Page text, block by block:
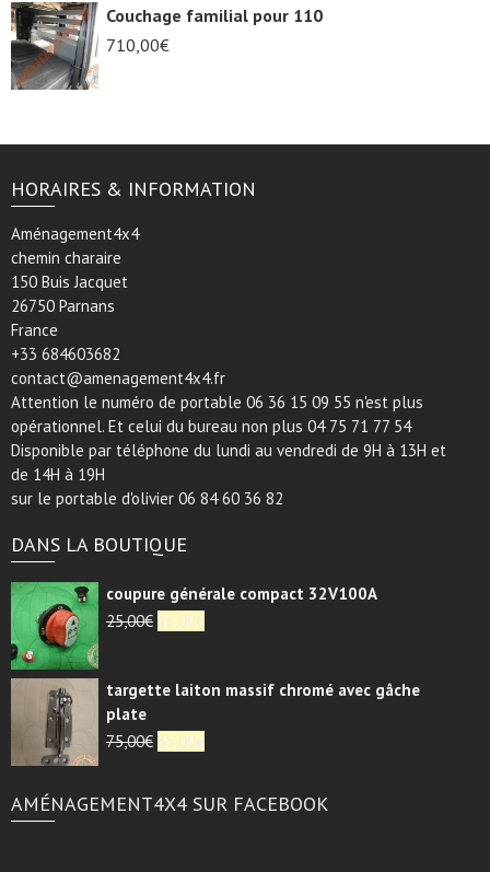
Couchage familial pour 110
710,00€
HORAIRES & INFORMATION
Aménagement4x4
chemin charaire
150 Buis Jacquet
26750 Parnans
France
+33 684603682
contact@amenagement4x4.fr
Attention le numéro de portable 06 36 15 09 55 n'est plus
opérationnel. Et celui du bureau non plus 04 75 71 77 54
Disponible par téléphone du lundi au vendredi de 9H à 13H et
de 14H à 19H
sur le portable d'olivier 06 84 60 36 82
DANS LA BOUTIQUE
coupure générale compact 32V100A
25,00€ Le
était :
16,00€Le
est :
targette laiton massif chromé avec gâche
plate
75,00€ Le
était :
35,00€Le
est :
AMÉNAGEMENT4X4 SUR FACEBOOK